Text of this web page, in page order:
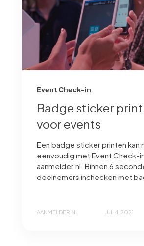
Event Check-in
Badge sticker
voor events
Een badge sticker printen kan
eenvoudig met Event Check-
aanmelder.nl. Binnen 6
deelnemers inchecken met
AANMELDER.NL JUL 4, 2021